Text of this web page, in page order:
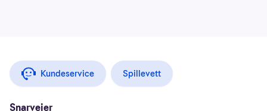
Kundeservice Spillevett
Snarveier